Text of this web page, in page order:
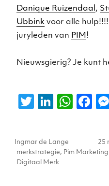
Danique Ruizendaal,
Ubbink voor alle
juryleden van PIM!
Nieuwsgierig? Je kunt
T
te
r
Li
e
dI
W
ts
F
e
Auteur
Ingmar de Lange
op
25
merkstrategie, Pim
Digitaal Merk